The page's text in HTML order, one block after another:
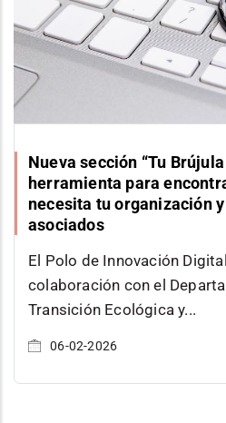
Nueva sección “Tu
herramienta para
necesita tu organización
asociados
El Polo de Innovación
colaboración con el
Transición Ecológica y
06-02-2026